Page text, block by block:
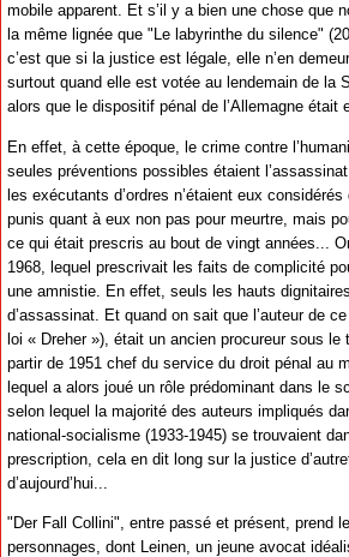
mobile apparent. Et s’il y a bien une chose que
la même lignée que "Le labyrinthe du silence"
c’est que si la justice est légale, elle n’en
surtout quand elle est votée au lendemain de la
alors que le dispositif pénal de l’Allemagne était
En effet, à cette époque, le crime contre
seules préventions possibles étaient
les exécutants d’ordres n’étaient eux
punis quant à eux non pas pour meurtre, mais
ce qui était prescris au bout de vingt années...
1968, lequel prescrivait les faits de complicité
une amnistie. En effet, seuls les hauts
d’assassinat. Et quand on sait que l’auteur de
loi « Dreher »), était un ancien procureur sous le
partir de 1951 chef du service du droit pénal au
lequel a alors joué un rôle prédominant dans le
selon lequel la majorité des auteurs impliqués
national-socialisme (1933-1945) se trouvaient
prescription, cela en dit long sur la justice
d’aujourd’hui...
"Der Fall Collini", entre passé et présent, prend
personnages, dont Leinen, un jeune avocat